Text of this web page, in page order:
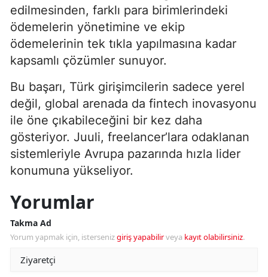
edilmesinden, farklı para birimlerindeki
ödemelerin yönetimine ve ekip
ödemelerinin tek tıkla yapılmasına kadar
kapsamlı çözümler sunuyor.
Bu başarı, Türk girişimcilerin sadece yerel
değil, global arenada da fintech inovasyonu
ile öne çıkabileceğini bir kez daha
gösteriyor. Juuli, freelancer’lara odaklanan
sistemleriyle Avrupa pazarında hızla lider
konumuna yükseliyor.
Yorumlar
Takma Ad
Yorum yapmak için, istersenizgiriş yapabilirveya kayıt olabilirsiniz.